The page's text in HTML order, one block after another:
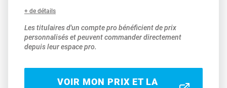
+ de détails
Les titulaires d'un compte pro bénéficient de prix
personnalisés et peuvent commander directement
depuis leur espace pro.
VOIR MON PRIX ET LA